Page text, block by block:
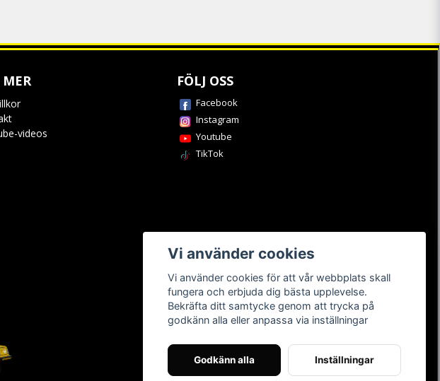
MER
videos
FÖLJ OSS
Facebook
Instagram
Youtube
TikTok
Vi använder cookies
Vi använder cookies för att vår webbplats skall
fungera och erbjuda dig bästa upplevelse.
Bekräfta ditt samtycke genom att trycka på
godkänn alla eller anpassa via inställningar
Godkänn alla Inställningar